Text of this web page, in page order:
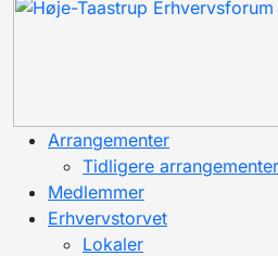
Arrangementer
Tidligere arrangementer
Medlemmer
Erhvervstorvet
Lokaler